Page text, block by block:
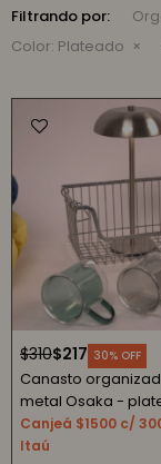
Filtrando por:
Color: Plateado
$217
$310 30
Canasto
metal Osaka -
Canjeá $1500 c/
Itaú